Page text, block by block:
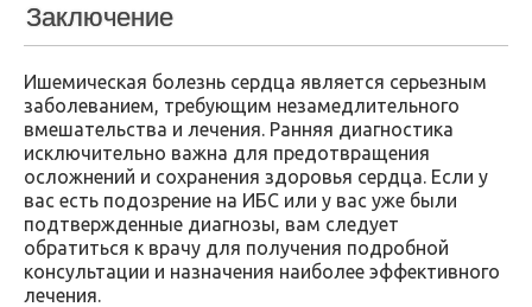
Заключение
Ишемическая болезнь сердца является серьезным
заболеванием, требующим незамедлительного
вмешательства и лечения. Ранняя диагностика
исключительно важна для предотвращения
осложнений и сохранения здоровья сердца. Если у
вас есть подозрение на ИБС или у вас уже были
подтвержденные диагнозы, вам следует
обратиться к врачу для получения подробной
консультации и назначения наиболее эффективного
лечения.